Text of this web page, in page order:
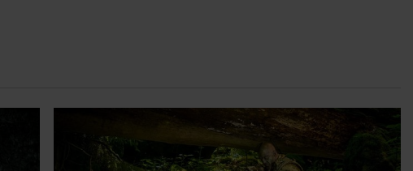
wśród graczy airsoftu, ponieważ jest dość uniwersalny i nadaje się
bluzy, koszulki oraz nerki. Wszystkie produkty wyposażone są w
na opady atmosferyczne, w tym na deszcz i śnieg. Wszystkie
Tex. Odpowiednio dobrane kroje i materiały użyte do produkcji